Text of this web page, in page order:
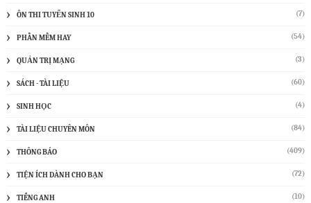
ÔN THI TUYỂN SINH 10 (7)
PHẦN MỀM HAY (54)
QUẢN TRỊ MẠNG (3)
SÁCH - TÀI LIỆU (60)
SINH HỌC (4)
TÀI LIỆU CHUYÊN MÔN (84)
THÔNG BÁO (409)
TIỆN ÍCH DÀNH CHO BẠN (72)
TIẾNG ANH (10)